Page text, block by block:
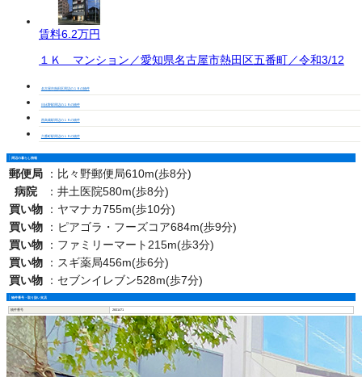
賃料6.2万円
１Ｋ マンション／愛知県名古屋市熱田区五番町／令和3/12
名古屋市熱田区周辺の１Ｒの物件
日比野駅周辺の１Ｒの物件
西高蔵駅周辺の１Ｒの物件
六番町駅周辺の１Ｒの物件
周辺の暮らし情報
郵便局 ： 比々野郵便局610m(歩8分)
病院
： 井土医院580m(歩8分)
買い物
： ヤマナカ755m(歩10分)
買い物
： ピアゴラ・フーズコア684m(歩9分)
買い物
： ファミリーマート215m(歩3分)
買い物
： スギ薬局456m(歩6分)
買い物
： セブンイレブン528m(歩7分)
物件番号・取り扱い支店
物件番号 2601471